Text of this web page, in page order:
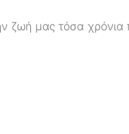
μας τόσα χρόνια